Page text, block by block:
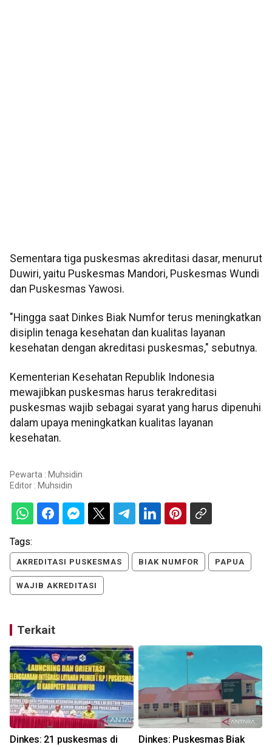
Sementara tiga puskesmas akreditasi dasar, menurut
Duwiri, yaitu Puskesmas Mandori, Puskesmas Wundi
dan Puskesmas Yawosi.
"Hingga saat Dinkes Biak Numfor terus meningkatkan
disiplin tenaga kesehatan dan kualitas layanan
kesehatan dengan akreditasi puskesmas," sebutnya.
Kementerian Kesehatan Republik Indonesia
mewajibkan puskesmas harus terakreditasi
puskesmas wajib sebagai syarat yang harus dipenuhi
dalam upaya meningkatkan kualitas layanan
kesehatan.
Pewarta : Muhsidin
Editor : Muhsidin
Tags:
AKREDITASI PUSKESMAS BIAK NUMFOR PAPUA
WAJIB AKREDITASI
Terkait
Dinkes: 21 puskesmas di
Dinkes: Puskesmas Biak